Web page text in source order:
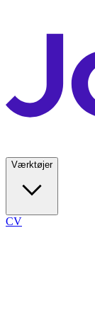
Værktøjer
CV